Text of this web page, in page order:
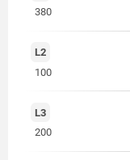
380
L2
100
L3
200